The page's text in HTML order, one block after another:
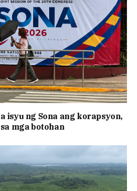
isyu ng Sona ang korapsyon,
mga botohan